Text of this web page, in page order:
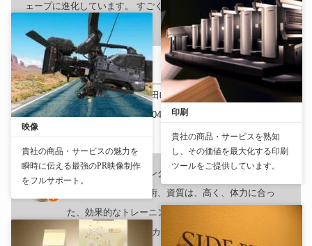
ェープに進化しています。 すごくASPIに感謝していてこれから
もよろしくお願いします🥹
HIGAKEN FITNESS
〒101-0041 東京都千代田区神田須田町２丁目２−１ （
おすすめランク: 4.5Tel: 070-2404-6358
パーソナルトレーニングをリーズナブルな価格で提
供。トレーナーの技術、資質は、高く、体力に合っ
た、効果的なトレーニングが受けられる。マシントレ
ーニングの機材は、充実。酸素カプセルの設備が特徴。ジム
印刷
貴社の商品・サービスを熟知
し、その価値を最大化する印刷
ツールをご提供しています。
映像
貴社の商品・サービスの魅力を
瞬時に伝える最強のPR映像制作
をフルサポート。